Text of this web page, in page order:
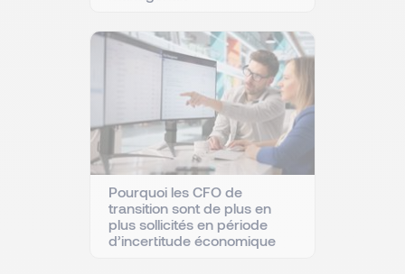
Pourquoi les CFO de
transition sont de plus en
plus sollicités en période
d’incertitude économique